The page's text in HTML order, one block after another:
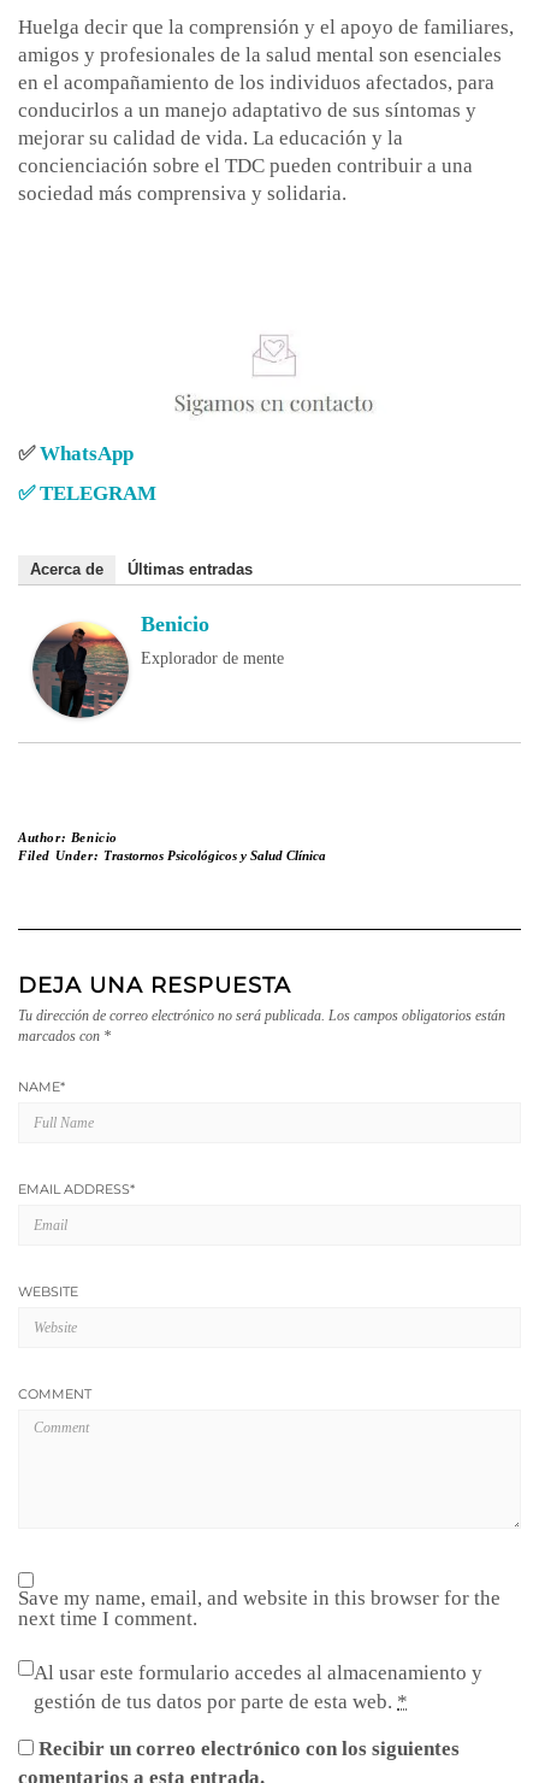
Huelga decir que la comprensión y el apoyo de familiares,
amigos y profesionales de la salud mental son esenciales
en el acompañamiento de los individuos afectados, para
conducirlos a un manejo adaptativo de sus síntomas y
mejorar su calidad de vida. La educación y la
concienciación sobre el TDC pueden contribuir a una
sociedad más comprensiva y solidaria.
✅WhatsApp
✅ TELEGRAM
Acerca de Últimas entradas
Benicio
Explorador de mente
Author: Benicio
Filed Under: Trastornos Psicológicos y Salud Clínica
DEJA UNA RESPUESTA
Tu dirección de correo electrónico no será publicada. Los campos obligatorios están
marcados con *
NAME*
EMAIL ADDRESS*
WEBSITE
COMMENT
Save my name, email, and website in this browser for the
next time I comment.
Al usar este formulario accedes al almacenamiento y
gestión de tus datos por parte de esta web. *
Recibir un correo electrónico con los siguientes
comentarios a esta entrada.